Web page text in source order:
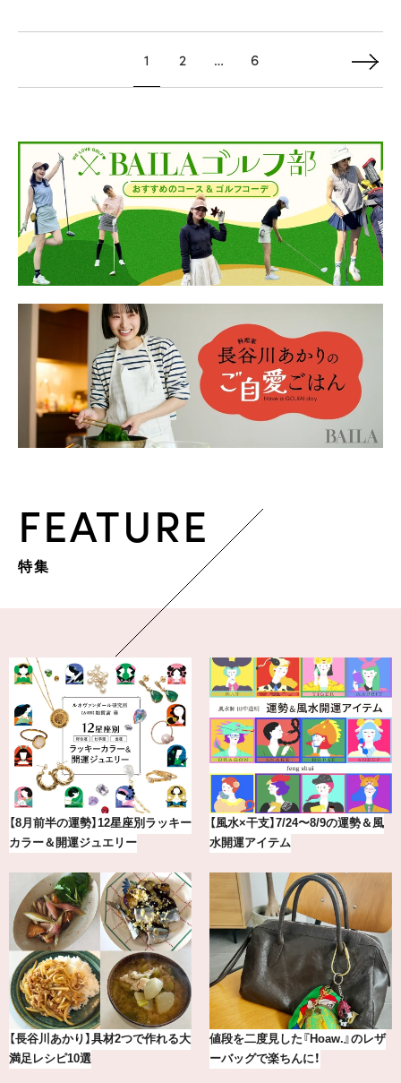
1 2 … 6
FEATURE
特集
【8月前半の運勢】12星座別ラッキー
カラー＆開運ジュエリー
【風水×干支】7/24〜8/9の運勢＆風
水開運アイテム
【長谷川あかり】具材2つで作れる大
満足レシピ10選
値段を二度見した『Hoaw.』のレザ
ーバッグで楽ちんに！